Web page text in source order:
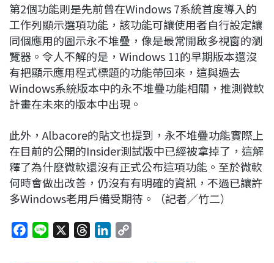
第2個功能則是先前曾在Windows 7系統首度導入的
工作列顯示選項功能，該功能可讓使用者自行設定讓
同個應用的圖示永不堆疊，像是最常開啟多視窗的瀏
覽器。令人不解的是，Windows 11的早期版本還沒
有把顯示應用程式標題的功能帶回來，這與過去
Windows系統版本中的永不堆疊功能相關，推測微軟
計畫在未來的版本中出現。
此外，Albacore的貼文也提到，永不堆疊功能實際上
在目前的公開的Insider測試版中已經被拿掉了，這解
釋了為什麼微軟還沒有正式公布這項功能。至於微軟
何時會做出改善，仍沒有有明確的資訊，不過已讓許
多Windows老用戶備受期待。（記者／竹二）